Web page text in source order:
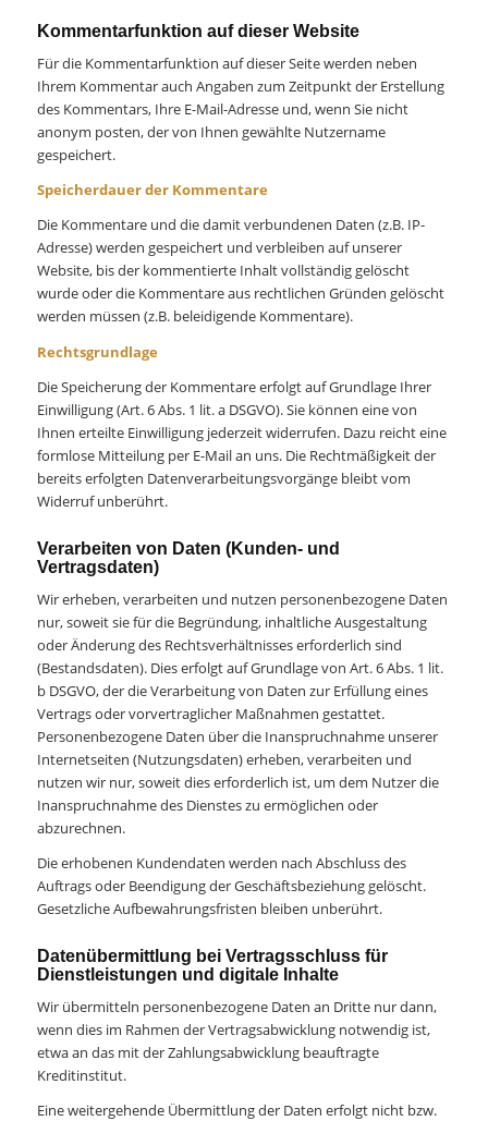
Kommentarfunktion auf dieser Website
Für die Kommentarfunktion auf dieser Seite werden neben
Ihrem Kommentar auch Angaben zum Zeitpunkt der Erstellung
des Kommentars, Ihre E-Mail-Adresse und, wenn Sie nicht
anonym posten, der von Ihnen gewählte Nutzername
gespeichert.
Speicherdauer der Kommentare
Die Kommentare und die damit verbundenen Daten (z.B. IP-
Adresse) werden gespeichert und verbleiben auf unserer
Website, bis der kommentierte Inhalt vollständig gelöscht
wurde oder die Kommentare aus rechtlichen Gründen gelöscht
werden müssen (z.B. beleidigende Kommentare).
Rechtsgrundlage
Die Speicherung der Kommentare erfolgt auf Grundlage Ihrer
Einwilligung (Art. 6 Abs. 1 lit. a DSGVO). Sie können eine von
Ihnen erteilte Einwilligung jederzeit widerrufen. Dazu reicht eine
formlose Mitteilung per E-Mail an uns. Die Rechtmäßigkeit der
bereits erfolgten Datenverarbeitungsvorgänge bleibt vom
Widerruf unberührt.
Verarbeiten von Daten (Kunden- und
Vertragsdaten)
Wir erheben, verarbeiten und nutzen personenbezogene Daten
nur, soweit sie für die Begründung, inhaltliche Ausgestaltung
oder Änderung des Rechtsverhältnisses erforderlich sind
(Bestandsdaten). Dies erfolgt auf Grundlage von Art. 6 Abs. 1 lit.
b DSGVO, der die Verarbeitung von Daten zur Erfüllung eines
Vertrags oder vorvertraglicher Maßnahmen gestattet.
Personenbezogene Daten über die Inanspruchnahme unserer
Internetseiten (Nutzungsdaten) erheben, verarbeiten und
nutzen wir nur, soweit dies erforderlich ist, um dem Nutzer die
Inanspruchnahme des Dienstes zu ermöglichen oder
abzurechnen.
Die erhobenen Kundendaten werden nach Abschluss des
Auftrags oder Beendigung der Geschäftsbeziehung gelöscht.
Gesetzliche Aufbewahrungsfristen bleiben unberührt.
Datenübermittlung bei Vertragsschluss für
Dienstleistungen und digitale Inhalte
Wir übermitteln personenbezogene Daten an Dritte nur dann,
wenn dies im Rahmen der Vertragsabwicklung notwendig ist,
etwa an das mit der Zahlungsabwicklung beauftragte
Kreditinstitut.
Eine weitergehende Übermittlung der Daten erfolgt nicht bzw.